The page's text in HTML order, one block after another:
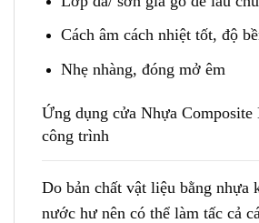
Cách âm cách nhiệt tốt, độ
Nhẹ nhàng, đóng mở êm
Ứng dụng cửa Nhựa Composite
công trình
Do bản chất vật liệu bằng nhựa
nước hư nên có thể làm tấc cả